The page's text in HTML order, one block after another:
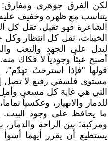
لكن الفرق جوهري ومفارق:
يتناسب مع ظهره وخفيف
الشاعرة فهو ثقيل، ثقل كل
الخيبات، ثقل كل انتظار
ليدل على الجهد والتعب
أصبح عبئاً وجودياً لا فكاك
قولها "فإذا استرحتُ
مستوى فلسفي رفيع لا تصل
التي هي غاية كل مسعى
للدمار والانهيار، وعكسياً
ما يحافظ على وجود البيت.
ومركبة: بين الراحة والدمار،
يستطيع أن يقرر أيهما